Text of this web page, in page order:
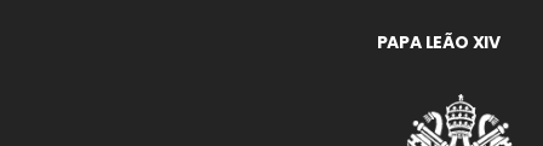
PAPA LEÃO XIV